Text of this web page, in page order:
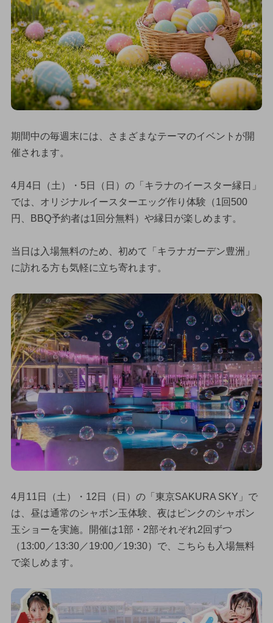
期間中の毎週末には、さまざまなテーマのイベントが開
催されます。
4月4日（土）・5日（日）の「キラナのイースター縁日」
では、オリジナルイースターエッグ作り体験（1回500
円、BBQ予約者は1回分無料）や縁日が楽しめます。
当日は入場無料のため、初めて「キラナガーデン豊洲」
に訪れる方も気軽に立ち寄れます。
4月11日（土）・12日（日）の「東京SAKURA SKY」で
は、昼は通常のシャボン玉体験、夜はピンクのシャボン
玉ショーを実施。開催は1部・2部それぞれ2回ずつ
（13:00／13:30／19:00／19:30）で、こちらも入場無料
で楽しめます。